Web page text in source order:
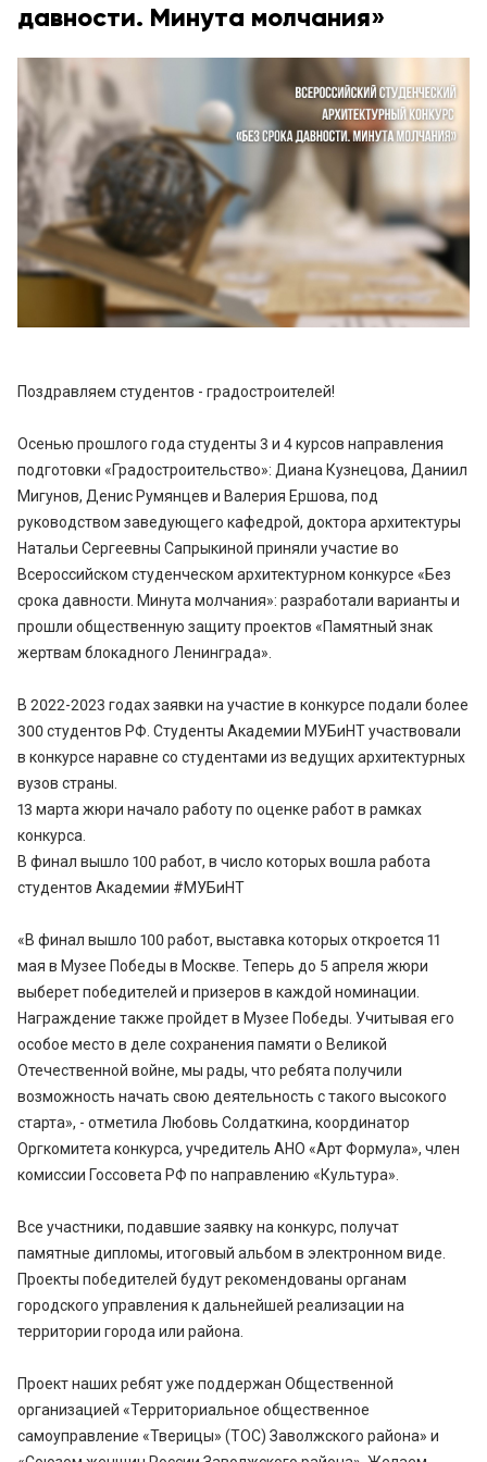
давности. Минута молчания»
Поздравляем студентов - градостроителей!
Осенью прошлого года студенты 3 и 4 курсов направления
подготовки «Градостроительство»: Диана Кузнецова, Даниил
Мигунов, Денис Румянцев и Валерия Ершова, под
руководством заведующего кафедрой, доктора архитектуры
Натальи Сергеевны Сапрыкиной приняли участие во
Всероссийском студенческом архитектурном конкурсе «Без
срока давности. Минута молчания»: разработали варианты и
прошли общественную защиту проектов «Памятный знак
жертвам блокадного Ленинграда».
В 2022-2023 годах заявки на участие в конкурсе подали более
300 студентов РФ. Студенты Академии МУБиНТ участвовали
в конкурсе наравне со студентами из ведущих архитектурных
вузов страны.
13 марта жюри начало работу по оценке работ в рамках
конкурса.
В финал вышло 100 работ, в число которых вошла работа
студентов Академии #МУБиНТ
«В финал вышло 100 работ, выставка которых откроется 11
мая в Музее Победы в Москве. Теперь до 5 апреля жюри
выберет победителей и призеров в каждой номинации.
Награждение также пройдет в Музее Победы. Учитывая его
особое место в деле сохранения памяти о Великой
Отечественной войне, мы рады, что ребята получили
возможность начать свою деятельность с такого высокого
старта», - отметила Любовь Солдаткина, координатор
Оргкомитета конкурса, учредитель АНО «Арт Формула», член
комиссии Госсовета РФ по направлению «Культура».
Все участники, подавшие заявку на конкурс, получат
памятные дипломы, итоговый альбом в электронном виде.
Проекты победителей будут рекомендованы органам
городского управления к дальнейшей реализации на
территории города или района.
Проект наших ребят уже поддержан Общественной
организацией «Территориальное общественное
самоуправление «Тверицы» (ТОС) Заволжского района» и